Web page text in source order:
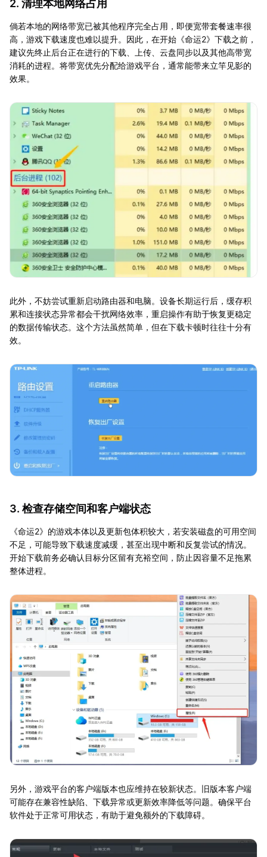
2. 清理本地网络占用
倘若本地的网络带宽已被其他程序完全占用，即便宽带套餐速率很
高，游戏下载速度也难以提升。因此，在开始《命运2》下载之前，
建议先终止后台正在进行的下载、上传、云盘同步以及其他高带宽
消耗的进程。将带宽优先分配给游戏平台，通常能带来立竿见影的
效果。
此外，不妨尝试重新启动路由器和电脑。设备长期运行后，缓存积
累和连接状态异常都会干扰网络效率，重启操作有助于恢复更稳定
的数据传输状态。这个方法虽然简单，但在下载卡顿时往往十分有
效。
3. 检查存储空间和客户端状态
《命运2》的游戏本体以及更新包体积较大，若安装磁盘的可用空间
不足，可能导致下载速度减缓，甚至出现中断和反复尝试的情况。
开始下载前务必确认目标分区留有充裕空间，防止因容量不足拖累
整体进程。
另外，游戏平台的客户端版本也应维持在较新状态。旧版本客户端
可能存在兼容性缺陷、下载异常或更新效率降低等问题。确保平台
软件处于正常可用状态，有助于避免额外的下载障碍。